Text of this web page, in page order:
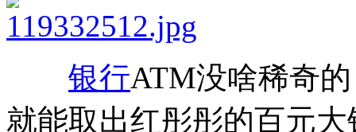
银行ATM没啥稀奇
就能取出红彤彤的百元